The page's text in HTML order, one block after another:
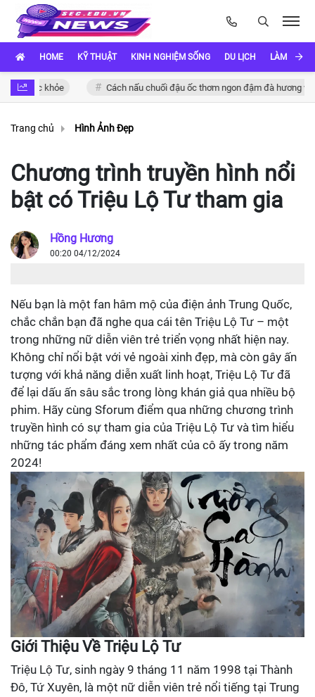
HOME KỸ THUẬT KINH NGHIỆM SỐNG DU LỊCH LÀM ĐẸP
khỏe Cách nấu chuối đậu ốc thơm ngon đậm đà hương vị Việt
Trang chủ Hình Ảnh Đẹp
Chương trình truyền hình nổi
bật có Triệu Lộ Tư tham gia
Hồng Hương
00:20 04/12/2024
Nếu bạn là một fan hâm mộ của điện ảnh Trung Quốc,
chắc chắn bạn đã nghe qua cái tên Triệu Lộ Tư – một
trong những nữ diễn viên trẻ triển vọng nhất hiện nay.
Không chỉ nổi bật với vẻ ngoài xinh đẹp, mà còn gây ấn
tượng với khả năng diễn xuất linh hoạt, Triệu Lộ Tư đã
để lại dấu ấn sâu sắc trong lòng khán giả qua nhiều bộ
phim. Hãy cùng Sforum điểm qua những chương trình
truyền hình có sự tham gia của Triệu Lộ Tư và tìm hiểu
những tác phẩm đáng xem nhất của cô ấy trong năm
2024!
Giới Thiệu Về Triệu Lộ Tư
Triệu Lộ Tư, sinh ngày 9 tháng 11 năm 1998 tại Thành
Đô, Tứ Xuyên, là một nữ diễn viên trẻ nổi tiếng tại Trung